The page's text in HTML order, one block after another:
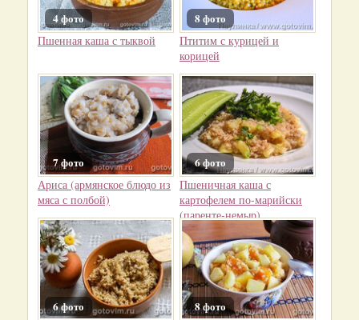
4 фото
Пшенная каша с тыквой
8 фото
Птитим с курицей и
корицей
7 фото
Ариса (армянское блюдо из
мяса с полбой)
6 фото
Пшеничная каша с
картофелем по-марийски
(паренте-немыр)
6 фото 8 фото